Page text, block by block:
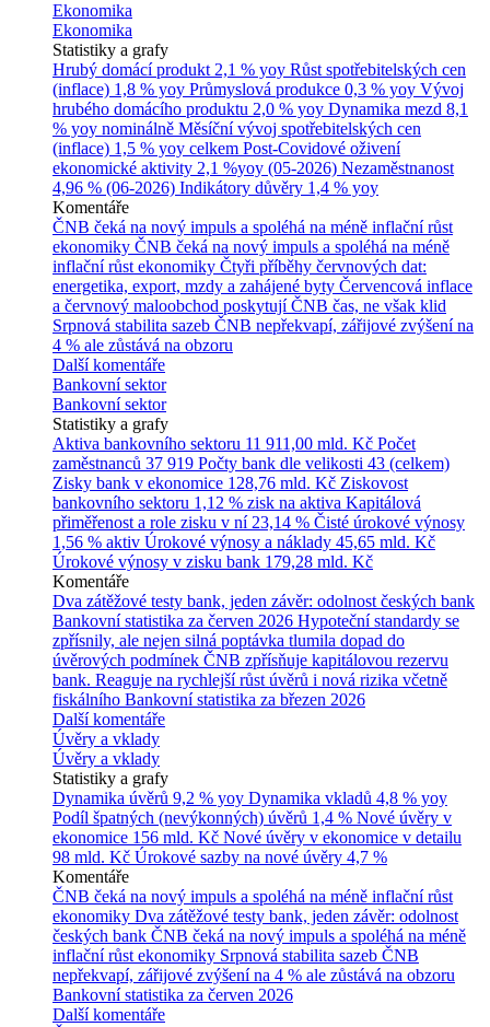
Ekonomika
Ekonomika
Statistiky a grafy
Hrubý domácí produkt 2,1 % yoy Růst spotřebitelských cen
(inflace) 1,8 % yoy Průmyslová produkce 0,3 % yoy Vývoj
hrubého domácího produktu 2,0 % yoy Dynamika mezd 8,1
% yoy nominálně Měsíční vývoj spotřebitelských cen
(inflace) 1,5 % yoy celkem Post-Covidové oživení
ekonomické aktivity 2,1 %yoy (05-2026) Nezaměstnanost
4,96 % (06-2026) Indikátory důvěry 1,4 % yoy
Komentáře
ČNB čeká na nový impuls a spoléhá na méně inflační růst
ekonomiky ČNB čeká na nový impuls a spoléhá na méně
inflační růst ekonomiky Čtyři příběhy červnových dat:
energetika, export, mzdy a zahájené byty Červencová inflace
a červnový maloobchod poskytují ČNB čas, ne však klid
Srpnová stabilita sazeb ČNB nepřekvapí, zářijové zvýšení na
4 % ale zůstává na obzoru
Další komentáře
Bankovní sektor
Bankovní sektor
Statistiky a grafy
Aktiva bankovního sektoru 11 911,00 mld. Kč Počet
zaměstnanců 37 919 Počty bank dle velikosti 43 (celkem)
Zisky bank v ekonomice 128,76 mld. Kč Ziskovost
bankovního sektoru 1,12 % zisk na aktiva Kapitálová
přiměřenost a role zisku v ní 23,14 % Čisté úrokové výnosy
1,56 % aktiv Úrokové výnosy a náklady 45,65 mld. Kč
Úrokové výnosy v zisku bank 179,28 mld. Kč
Komentáře
Dva zátěžové testy bank, jeden závěr: odolnost českých bank
Bankovní statistika za červen 2026 Hypoteční standardy se
zpřísnily, ale nejen silná poptávka tlumila dopad do
úvěrových podmínek ČNB zpřísňuje kapitálovou rezervu
bank. Reaguje na rychlejší růst úvěrů i nová rizika včetně
fiskálního Bankovní statistika za březen 2026
Další komentáře
Úvěry a vklady
Úvěry a vklady
Statistiky a grafy
Dynamika úvěrů 9,2 % yoy Dynamika vkladů 4,8 % yoy
Podíl špatných (nevýkonných) úvěrů 1,4 % Nové úvěry v
ekonomice 156 mld. Kč Nové úvěry v ekonomice v detailu
98 mld. Kč Úrokové sazby na nové úvěry 4,7 %
Komentáře
ČNB čeká na nový impuls a spoléhá na méně inflační růst
ekonomiky Dva zátěžové testy bank, jeden závěr: odolnost
českých bank ČNB čeká na nový impuls a spoléhá na méně
inflační růst ekonomiky Srpnová stabilita sazeb ČNB
nepřekvapí, zářijové zvýšení na 4 % ale zůstává na obzoru
Bankovní statistika za červen 2026
Další komentáře